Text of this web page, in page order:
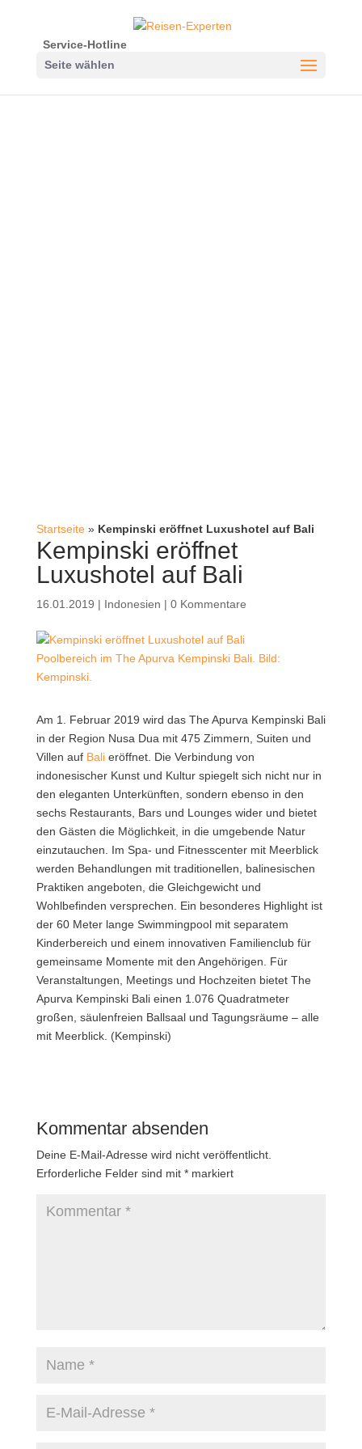
Service-Hotline
Seite wählen
Startseite» Kempinski eröffnet Luxushotel auf Bali
Kempinski eröffnet
Luxushotel auf Bali
16.01.2019 | Indonesien | 0 Kommentare
Poolbereich im The Apurva Kempinski Bali. Bild:
Kempinski.
Am 1. Februar 2019 wird das The Apurva Kempinski Bali
in der Region Nusa Dua mit 475 Zimmern, Suiten und
Villen auf Balieröffnet. Die Verbindung von
indonesischer Kunst und Kultur spiegelt sich nicht nur in
den eleganten Unterkünften, sondern ebenso in den
sechs Restaurants, Bars und Lounges wider und bietet
den Gästen die Möglichkeit, in die umgebende Natur
einzutauchen. Im Spa- und Fitnesscenter mit Meerblick
werden Behandlungen mit traditionellen, balinesischen
Praktiken angeboten, die Gleichgewicht und
Wohlbefinden versprechen. Ein besonderes Highlight ist
der 60 Meter lange Swimmingpool mit separatem
Kinderbereich und einem innovativen Familienclub für
gemeinsame Momente mit den Angehörigen. Für
Veranstaltungen, Meetings und Hochzeiten bietet The
Apurva Kempinski Bali einen 1.076 Quadratmeter
großen, säulenfreien Ballsaal und Tagungsräume – alle
mit Meerblick. (Kempinski)
Kommentar absenden
Deine E-Mail-Adresse wird nicht veröffentlicht.
Erforderliche Felder sind mit *markiert